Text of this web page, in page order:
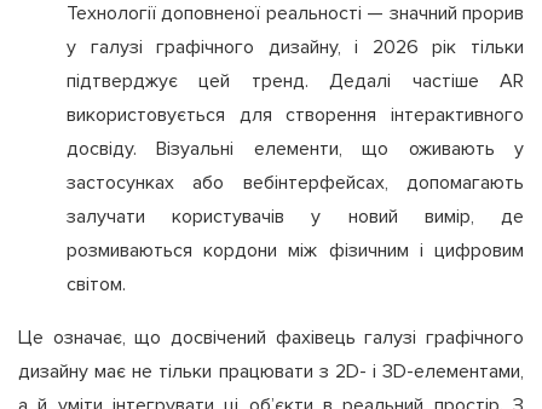
Технології доповненої реальності — значний прорив
у галузі графічного дизайну, і 2026 рік тільки
підтверджує цей тренд. Дедалі частіше AR
використовується для створення інтерактивного
досвіду. Візуальні елементи, що оживають у
застосунках або вебінтерфейсах, допомагають
залучати користувачів у новий вимір, де
розмиваються кордони між фізичним і цифровим
світом.
Це означає, що досвічений фахівець галузі графічного
дизайну має не тільки працювати з 2D- і 3D-елементами,